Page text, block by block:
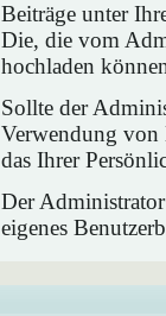
Beiträge unter
Die, die vom
hochladen
Sollte der
Verwendung von
das Ihrer
Der
eigenes